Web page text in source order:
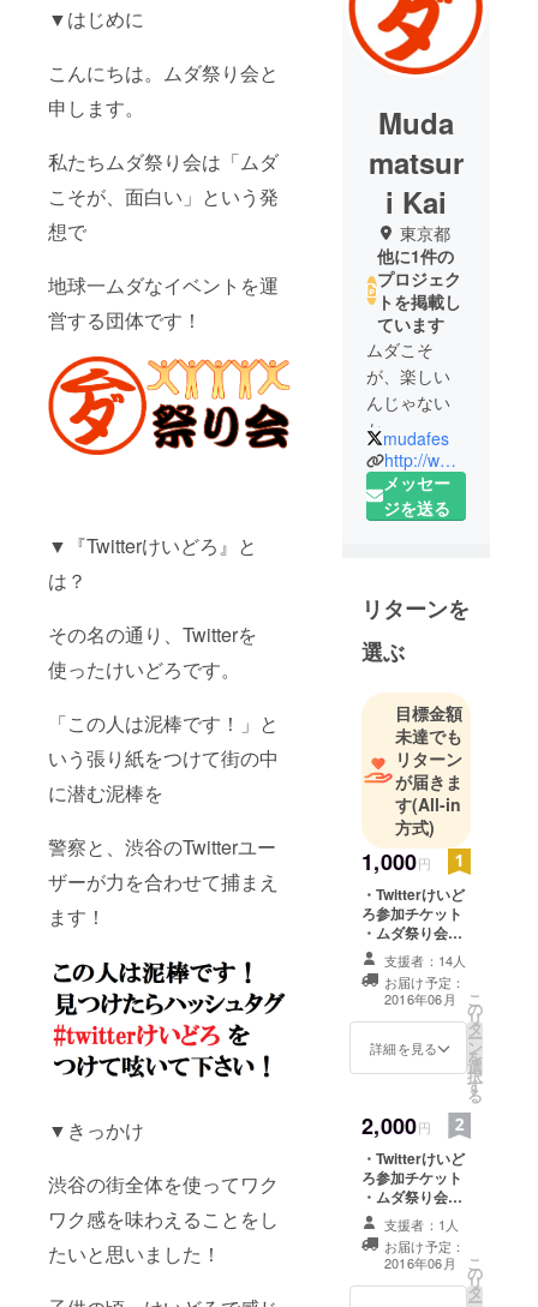
▼はじめに
こんにちは。ムダ祭り会と
申します。
私たちムダ祭り会は「ムダ
こそが、面白い」という発
想で
地球一ムダなイベントを運
営する団体です！
▼『Twitterけいどろ』と
は？
その名の通り、Twitterを
使ったけいどろです。
「この人は泥棒です！」と
いう張り紙をつけて街の中
に潜む泥棒を
警察と、渋谷のTwitterユー
ザーが力を合わせて捕まえ
ます！
▼きっかけ
渋谷の街全体を使ってワク
ワク感を味わえることをし
たいと思いました！
Muda
matsur
i Kai
東京都
他に1件の
プロジェク
トを掲載し
ています
ムダこそ
が、楽しい
んじゃない
か──
そんな発想
を軸にし
を作る団体
です。
こんにゃく
や、カント
リーマアム
など色んな
ものを1万回
振る「1万回
振る祭り」
や、10分間
で低クオリ
ティな特技
を身に付け
る「特技交
換祭り」な
どのムダな
ていきま
詳細は
www.mudafe
s.comまで！
mudafes
http://www.mudafes.com/
メッセー
ジを送る
リターンを
選ぶ
目標金額
未達でも
リターン
が届きま
す(All-in
方式)
1,000円
・Twitterけいど
ろ参加チケット
・ムダ祭り会オ
リジナルタオル
贈呈支援者：14人
お届け予定：
2016年06月
詳細を見る
こ
の
リ
タ
ー
ン
を
選
択
す
る
2,000円
・Twitterけいど
ろ参加チケット
・ムダ祭り会オ
リジナルタオル
贈呈 ・Twitterけ
いどろオリジナ
ルTシャツ贈呈
支援者：1人
お届け予定：
2016年06月
こ
の
リ
タ
ー